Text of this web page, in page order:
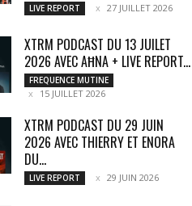
LIVE REPORT 27 JUILLET 2026
XTRM PODCAST DU 13 JUILET
2026 AVEC AĦNA + LIVE REPORT...
FREQUENCE MUTINE
15 JUILLET 2026
XTRM PODCAST DU 29 JUIN
2026 AVEC THIERRY ET ENORA
DU...
LIVE REPORT 29 JUIN 2026